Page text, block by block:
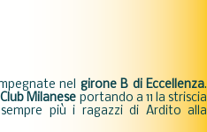
nel girone B di Eccellenza.
Club Milanese portando a 11 la striscia
più i ragazzi di Ardito alla